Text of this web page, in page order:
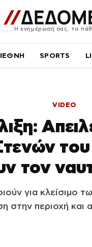
Η ενημέρωσή σας, το
SPORTS
VIDEO
τον
για κλείσιμο
στην περιοχή και